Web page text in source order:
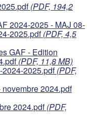
(PDF, 194,2
2024-2025 - MAJ 08-
2025.pdf(PDF, 4,5
GAF - Edition
(PDF, 11,8 MB)
2025.pdf(PDF,
2024.pdf
2024.pdf(PDF,